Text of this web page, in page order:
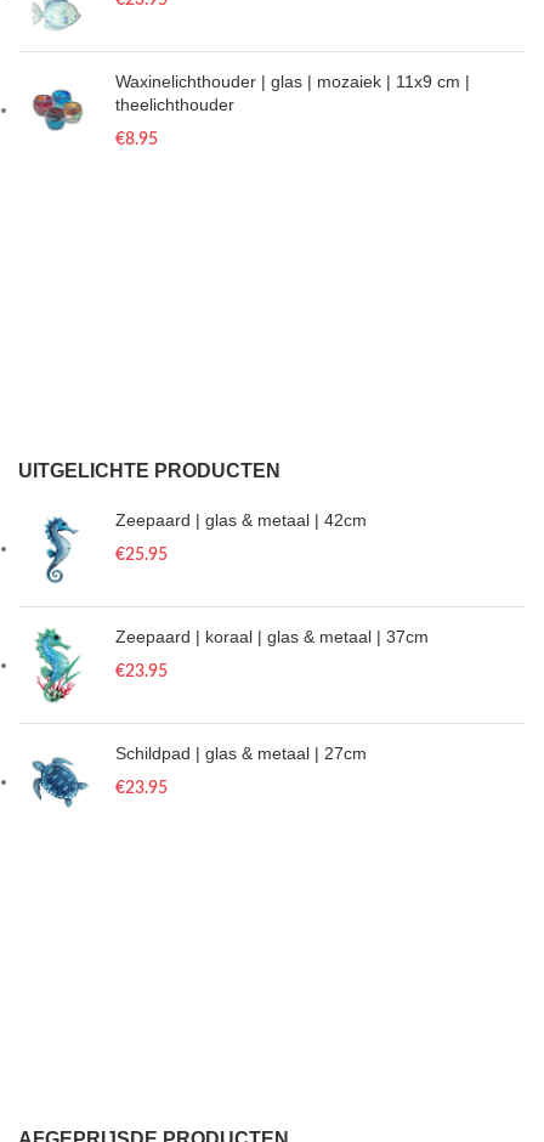
Waxinelichthouder | glas | mozaiek | 11x9 cm |
theelichthouder
€8.95
UITGELICHTE PRODUCTEN
Zeepaard | glas & metaal | 42cm
€25.95
Zeepaard | koraal | glas & metaal | 37cm
€23.95
Schildpad | glas & metaal | 27cm
€23.95